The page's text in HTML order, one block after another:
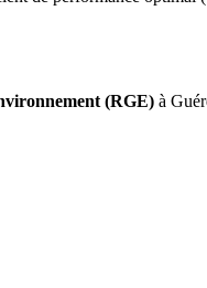
(RGE) à